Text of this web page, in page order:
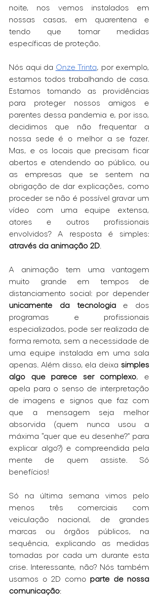
noite, nos vemos instalados em
nossas casas, em quarentena e
tendo que tomar medidas
específicas de proteção.
Nós aqui da Onze Trinta , por exemplo,
estamos todos trabalhando de casa.
Estamos tomando as providências
para proteger nossos amigos e
parentes dessa pandemia e, por isso,
decidimos que não frequentar a
nossa sede é o melhor a se fazer.
Mas, e os locais que precisam ficar
abertos e atendendo ao público, ou
as empresas que se sentem na
obrigação de dar explicações, como
proceder se não é possível gravar um
vídeo com uma equipe extensa,
atores e outros profissionais
através da animação 2D
A animação tem uma vantagem
muito grande em tempos de
unicamente da tecnologia e dos
programas e profissionais
especializados, pode ser realizada de
forma remota, sem a necessidade de
uma equipe instalada em uma sala
apenas. Além disso, ela deixa simples
algo que parece ser complexo , e
apela para o senso de interpretação
de imagens e signos que faz com
que a mensagem seja melhor
absorvida (quem nunca usou a
máxima “quer que eu desenhe?” para
explicar algo?) e compreendida pela
mente de quem assiste. Só
benefícios!
Só na última semana vimos pelo
menos três comerciais com
veiculação nacional, de grandes
marcas ou órgãos públicos, na
sequência, explicando as medidas
tomadas por cada um durante esta
crise. Interessante, não? Nós também
usamos o 2D como parte de nossa
comunicação: